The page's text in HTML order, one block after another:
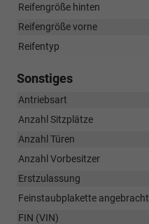
Reifengröße hinten
Reifengröße vorne
Reifentyp
Sonstiges
Antriebsart
Anzahl Sitzplätze
Anzahl Türen
Anzahl Vorbesitzer
Erstzulassung
Feinstaubplakette angebracht
FIN (VIN)